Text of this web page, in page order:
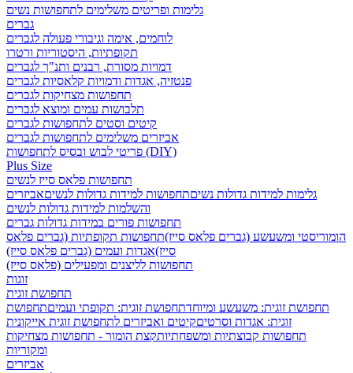
גלימות ופריטים משלימים לתחפושות נשים
גברים
לוחמים, אימה וגיבורי פעולה לגברים
תקופתיות, היסטוריות ורטרו
דמויות מסורת, רבנים ותנ"ך לגברים
פנטזיה, אגדות ודמויות קלאסיות לגברים
תחפושות מצחיקות לגברים
תלבושות עמים ומוצא לגברים
קיטים וסטים לתחפושות לגברים
אביזרים משלימים לתחפושות לגברים
פריטי לבוש ובסיס לתחפושות (DIY)
Plus Size
תחפושות פלאס סייז לנשים
גלימות למידות גדולות נשיםתחפושות למידות גדולות לנשיםאביזרים
והשלמות למידות גדולות לנשים
תחפושות פורים במידות גדולות גברים
הומוריסטי ומשעשע (גברים פלאס סייז)תחפושות תקופתיות (גברים פלאס
סייז)אגדות ועמים (גברים פלאס סייז)
תחפושות לליצנים ומפעילים (פלאס סייז)
זוגות
תחפושת זוגית
תחפושת זוגית: משעשע ומיוחדתחפושת זוגית: תקופתי ועמיםתחפושת
זוגית: אגדות וסרטיםקיטים ואביזרים לתחפושת זוגית אייקונית
תחפושות קבוצתיות ומשפחתיותקצת הומור - תחפושות מצחיקות
ומקוריות
אביזרים